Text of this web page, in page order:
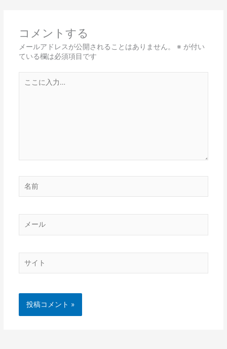
コメントする
メールアドレスが公開されることはありません。 ※ が付い
ている欄は必須項目です
前
ー
ル
ト